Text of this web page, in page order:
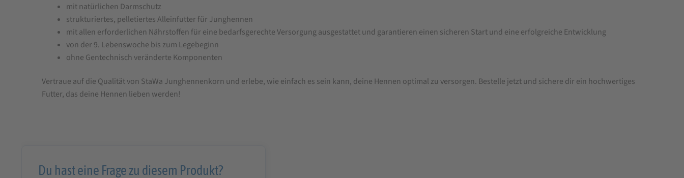
mit natürlichen Darmschutz
strukturiertes, pelletiertes Alleinfutter für Junghennen
mit allen erforderlichen Nährstoffen für eine bedarfsgerechte Versorgung ausgestattet und garantieren einen sicheren Start und eine erfolgreiche Entwicklung
von der 9. Lebenswoche bis zum Legebeginn
ohne Gentechnisch veränderte Komponenten
Vertraue auf die Qualität von StaWa Junghennenkorn und erlebe, wie einfach es sein kann, deine Hennen optimal zu versorgen. Bestelle jetzt und sichere dir ein hochwertiges
Futter, das deine Hennen lieben werden!
Du hast eine Frage zu diesem Produkt?